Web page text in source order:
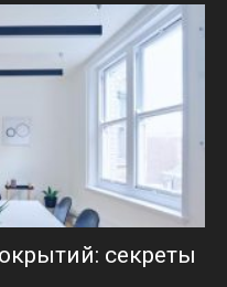
секреты